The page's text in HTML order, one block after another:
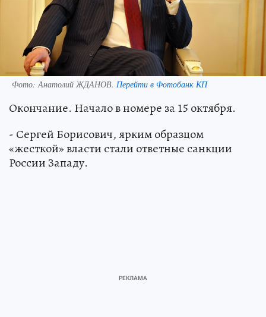
Фото: Анатолий ЖДАНОВ. Перейти в Фотобанк КП
Окончание. Начало в номере за 15 октября.
- Сергей Борисович, ярким образцом
«жесткой» власти стали ответные санкции
России Западу.